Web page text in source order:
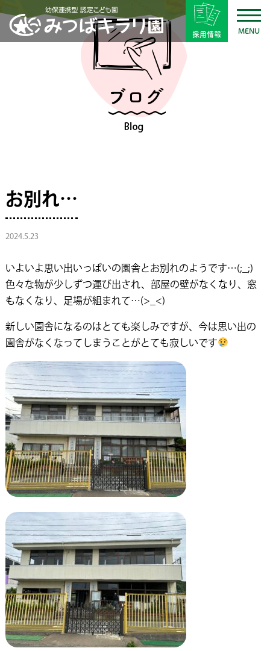
採用情報
MENU
お別れ…
2024.5.23
いよいよ思い出いっぱいの園舎とお別れのようです…(;_;)
色々な物が少しずつ運び出され、部屋の壁がなくなり、窓
もなくなり、足場が組まれて…(>_<)
新しい園舎になるのはとても楽しみですが、今は思い出の
園舎がなくなってしまうことがとても寂しいです